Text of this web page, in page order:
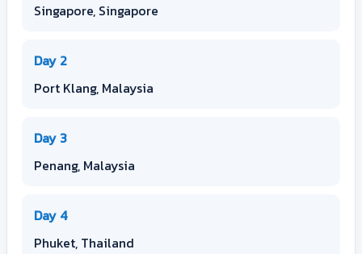
Singapore, Singapore
Day 2
Port Klang, Malaysia
Day 3
Penang, Malaysia
Day 4
Phuket, Thailand